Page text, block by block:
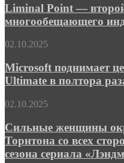
—
второй
трейлер
инди-
Liminal Point —
многообещающего
Microsoft
цену
подписки
Game
Ultimate
полтора
раза
02.10.2025
Microsoft поднимает
Ultimate в полтора
Сильные
окружили
Билли
Боба
Торнтона
02.10.2025
Сильные женщины
Торнтона со всех
сезона сериала